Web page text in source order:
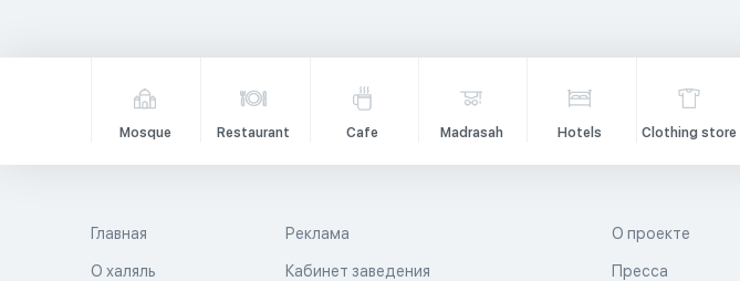
Mosque Restaurant Cafe Madrasah Hotels Clothing store
Главная
О халяль
Реклама
Кабинет заведения
О проекте
Пресса